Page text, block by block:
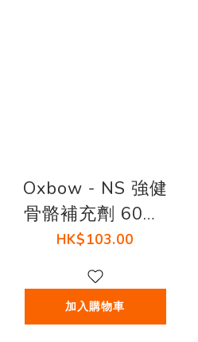
Oxbow - NS 強健
骨骼補充劑 60塊/
包
HK$103.00
加入購物車